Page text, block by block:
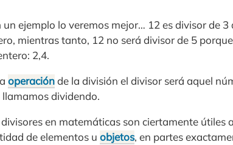
un ejemplo lo veremos mejor… 12 es divisor de
mientras tanto, 12 no será divisor de 5
2,4.
operaciónde la división el divisor será aquel
llamamos dividendo.
divisores en matemáticas son ciertamente
de elementos u objetos, en partes